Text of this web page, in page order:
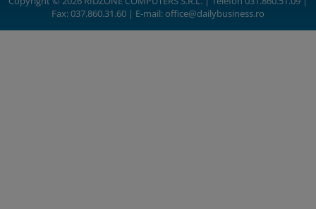
Fax: 037.860.31.60 | E-mail:office@dailybusiness.ro